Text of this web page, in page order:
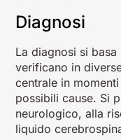
Diagnosi
La diagnosi si
verificano in
centrale in
possibili cause. Si
neurologico, alla
liquido